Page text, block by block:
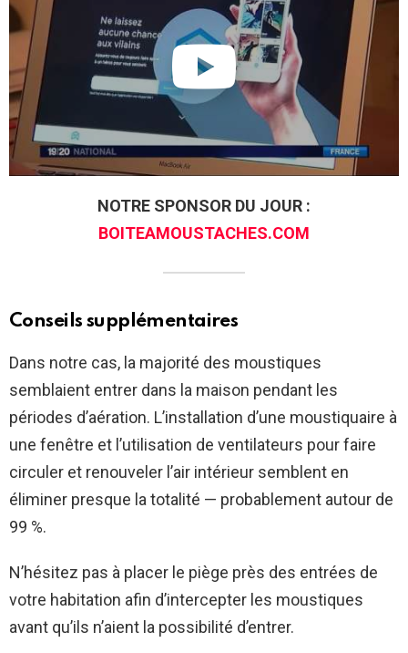
NOTRE SPONSOR DU JOUR :
BOITEAMOUSTACHES.COM
Conseils supplémentaires
Dans notre cas, la majorité des moustiques
semblaient entrer dans la maison pendant les
périodes d’aération. L’installation d’une moustiquaire à
une fenêtre et l’utilisation de ventilateurs pour faire
circuler et renouveler l’air intérieur semblent en
éliminer presque la totalité — probablement autour de
99 %.
N’hésitez pas à placer le piège près des entrées de
votre habitation afin d’intercepter les moustiques
avant qu’ils n’aient la possibilité d’entrer.